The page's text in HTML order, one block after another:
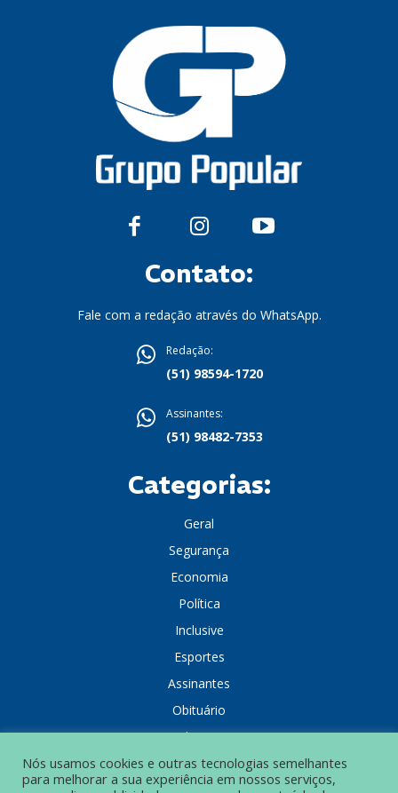
Contato:
Fale com a redação através do WhatsApp.
Redação:
(51) 98594-1720
Assinantes:
(51) 98482-7353
Categorias:
Geral
Segurança
Economia
Política
Inclusive
Esportes
Assinantes
Obituário
Colunistas
Nós usamos cookies e outras tecnologias semelhantes
para melhorar a sua experiência em nossos serviços,